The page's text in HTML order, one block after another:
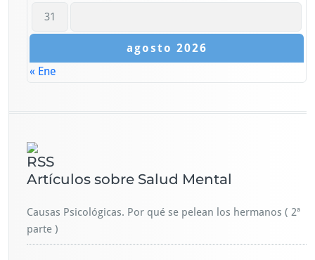
agosto 2026
31
« Ene
Artículos sobre Salud Mental
Causas Psicológicas. Por qué se pelean los hermanos ( 2ª
parte )